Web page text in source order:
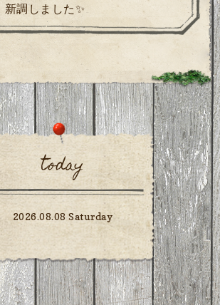
新調しました✨
today
2026.08.08 Saturday